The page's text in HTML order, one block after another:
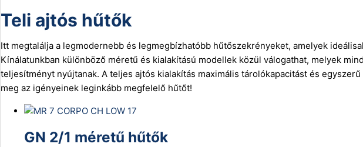
Teli ajtós hűtők
Itt megtalálja a legmodernebb és legmegbízhatóbb hűtőszekrényeket, amelyek
Kínálatunkban különböző méretű és kialakítású modellek közül válogathat, melyek
teljesítményt nyújtanak. A teljes ajtós kialakítás maximális tárolókapacitást és
meg az igényeinek leginkább megfelelő hűtőt!
GN 2/1 méretű hűtők